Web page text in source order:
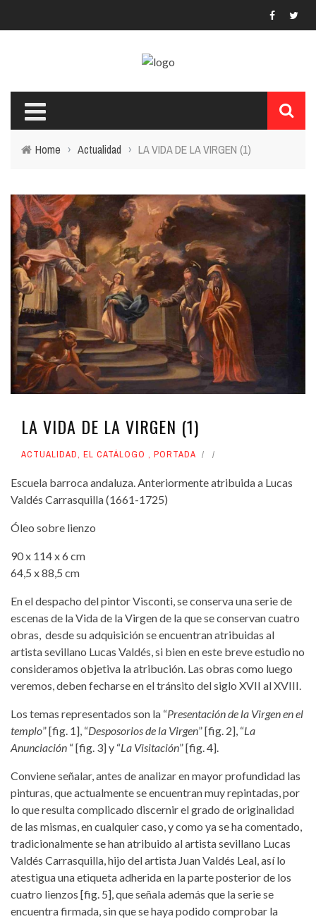
Home › Actualidad › LA VIDA DE LA VIRGEN (1)
LA VIDA DE LA VIRGEN (1)
ACTUALIDAD, EL CATÁLOGO , PORTADA
Escuela barroca andaluza. Anteriormente atribuida a Lucas
Valdés Carrasquilla (1661-1725)
Óleo sobre lienzo
90 x 114 x 6 cm
64,5 x 88,5 cm
En el despacho del pintor Visconti, se conserva una serie de
escenas de la Vida de la Virgen de la que se conservan cuatro
obras, desde su adquisición se encuentran atribuidas al
artista sevillano Lucas Valdés, si bien en este breve estudio no
consideramos objetiva la atribución. Las obras como luego
veremos, deben fecharse en el tránsito del siglo XVII al XVIII.
Los temas representados son la “Presentación de la Virgen en el
templo” [fig. 1], “Desposorios de la Virgen” [fig. 2], “La
Anunciación “ [fig. 3] y “La Visitación” [fig. 4].
Conviene señalar, antes de analizar en mayor profundidad las
pinturas, que actualmente se encuentran muy repintadas, por
lo que resulta complicado discernir el grado de originalidad
de las mismas, en cualquier caso, y como ya se ha comentado,
tradicionalmente se han atribuido al artista sevillano Lucas
Valdés Carrasquilla, hijo del artista Juan Valdés Leal, así lo
atestigua una etiqueta adherida en la parte posterior de los
cuatro lienzos [fig. 5], que señala además que la serie se
encuentra firmada, sin que se haya podido comprobar la